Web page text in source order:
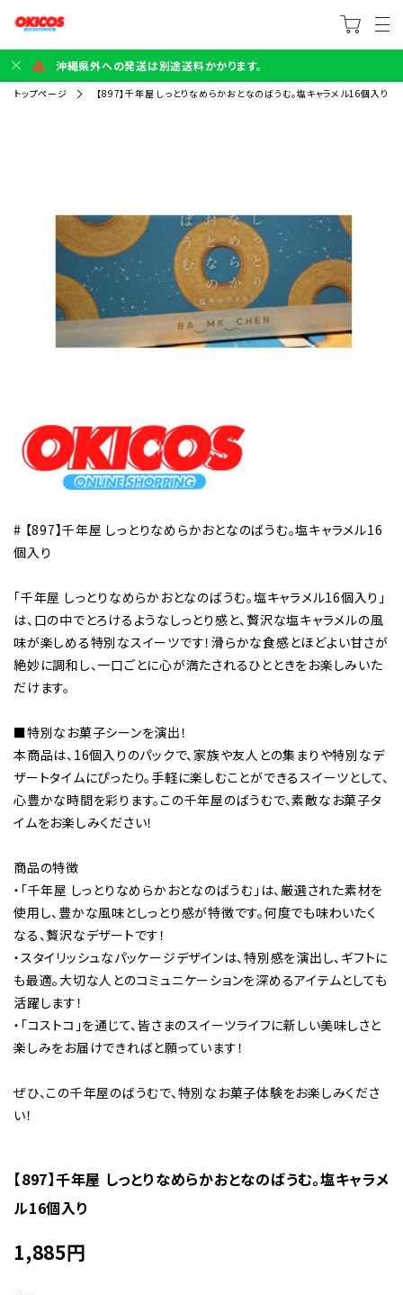
沖縄県外への発送は別途送料かかります。
トップページ 【897】千年屋 しっとりなめらかおとなのばうむ。塩キャラメル16個入り
# 【897】千年屋 しっとりなめらかおとなのばうむ。塩キャラメル16
個入り
「千年屋 しっとりなめらかおとなのばうむ。塩キャラメル16個入り」
は、口の中でとろけるようなしっとり感と、贅沢な塩キャラメルの風
味が楽しめる特別なスイーツです！滑らかな食感とほどよい甘さが
絶妙に調和し、一口ごとに心が満たされるひとときをお楽しみいた
だけます。
■特別なお菓子シーンを演出！
本商品は、16個入りのパックで、家族や友人との集まりや特別なデ
ザートタイムにぴったり。手軽に楽しむことができるスイーツとして、
心豊かな時間を彩ります。この千年屋のばうむで、素敵なお菓子タ
イムをお楽しみください！
商品の特徴
・「千年屋 しっとりなめらかおとなのばうむ」は、厳選された素材を
使用し、豊かな風味としっとり感が特徴です。何度でも味わいたく
なる、贅沢なデザートです！
・スタイリッシュなパッケージデザインは、特別感を演出し、ギフトに
も最適。大切な人とのコミュニケーションを深めるアイテムとしても
活躍します！
・「コストコ」を通じて、皆さまのスイーツライフに新しい美味しさと
楽しみをお届けできればと願っています！
ぜひ、この千年屋のばうむで、特別なお菓子体験をお楽しみくださ
い！
【897】千年屋 しっとりなめらかおとなのばうむ。塩キャラメ
ル16個入り
1,885円